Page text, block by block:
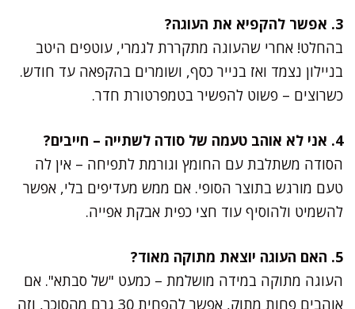
3. אפשר להקפיא את העוגה?
בהחלט! אחרי שהעוגה מתקררת לגמרי, עוטפים היטב
בניילון נצמד ואז בנייר כסף, ושומרים בהקפאה עד חודש.
כשרוצים – פשוט להפשיר בטמפרטורת חדר.
4. אני לא אוהב טעמה של סודה לשתייה – חייבים?
הסודה משתלבת עם החומץ וגורמת לתפיחה – אין לה
טעם מורגש בתוצר הסופי. אם ממש מעדיפים בלי, אפשר
להשמיט ולהוסיף עוד חצי כפית אבקת אפייה.
5. האם העוגה יוצאת מתוקה מאוד?
העוגה מתוקה במידה מושלמת – כמעט "של סבתא". אם
אוהבים פחות מתוק, אפשר להפחית 30 גרם מהסוכר, וזה